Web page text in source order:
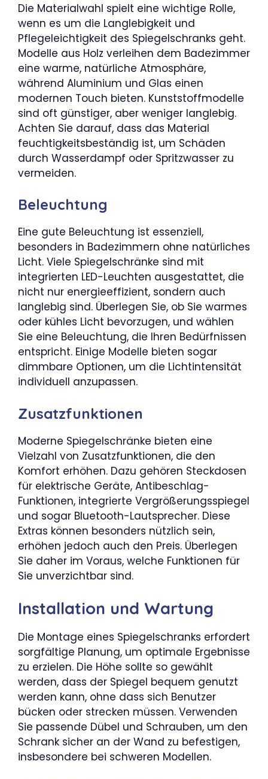
Die Materialwahl spielt eine wichtige Rolle,
wenn es um die Langlebigkeit und
Pflegeleichtigkeit des Spiegelschranks geht.
Modelle aus Holz verleihen dem Badezimmer
eine warme, natürliche Atmosphäre,
während Aluminium und Glas einen
modernen Touch bieten. Kunststoffmodelle
sind oft günstiger, aber weniger langlebig.
Achten Sie darauf, dass das Material
feuchtigkeitsbeständig ist, um Schäden
durch Wasserdampf oder Spritzwasser zu
vermeiden.
Beleuchtung
Eine gute Beleuchtung ist essenziell,
besonders in Badezimmern ohne natürliches
Licht. Viele Spiegelschränke sind mit
integrierten LED-Leuchten ausgestattet, die
nicht nur energieeffizient, sondern auch
langlebig sind. Überlegen Sie, ob Sie warmes
oder kühles Licht bevorzugen, und wählen
Sie eine Beleuchtung, die Ihren Bedürfnissen
entspricht. Einige Modelle bieten sogar
dimmbare Optionen, um die Lichtintensität
individuell anzupassen.
Zusatzfunktionen
Moderne Spiegelschränke bieten eine
Vielzahl von Zusatzfunktionen, die den
Komfort erhöhen. Dazu gehören Steckdosen
für elektrische Geräte, Antibeschlag-
Funktionen, integrierte Vergrößerungsspiegel
und sogar Bluetooth-Lautsprecher. Diese
Extras können besonders nützlich sein,
erhöhen jedoch auch den Preis. Überlegen
Sie daher im Voraus, welche Funktionen für
Sie unverzichtbar sind.
Installation und Wartung
Die Montage eines Spiegelschranks erfordert
sorgfältige Planung, um optimale Ergebnisse
zu erzielen. Die Höhe sollte so gewählt
werden, dass der Spiegel bequem genutzt
werden kann, ohne dass sich Benutzer
bücken oder strecken müssen. Verwenden
Sie passende Dübel und Schrauben, um den
Schrank sicher an der Wand zu befestigen,
insbesondere bei schweren Modellen.